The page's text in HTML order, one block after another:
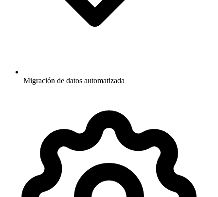
Migración de datos automatizada